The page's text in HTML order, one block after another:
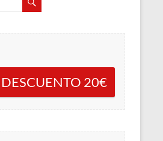
DESCUENTO 20€